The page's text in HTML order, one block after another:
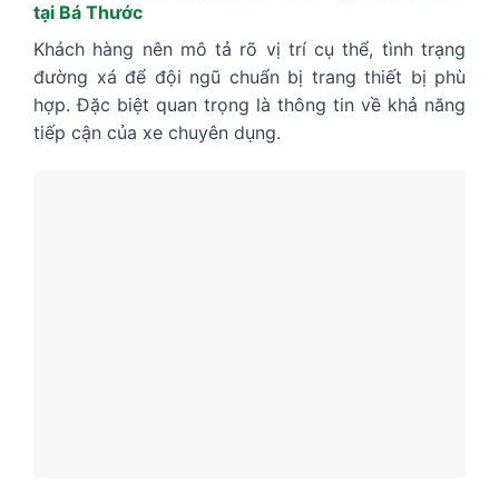
tại Bá Thước
Khách hàng nên mô tả rõ vị trí cụ thể, tình trạng
đường xá để đội ngũ chuẩn bị trang thiết bị phù
hợp. Đặc biệt quan trọng là thông tin về khả năng
tiếp cận của xe chuyên dụng.